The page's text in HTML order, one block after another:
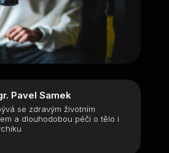
Pavel Samek
se zdravým životním
a dlouhodobou péčí o tělo i